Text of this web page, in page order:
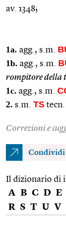
av. 1348;
1a. agg., s.m.
1b. agg., s.m.
rompitore della
1c. agg., s.m.
2. s.m. TS
Correzioni e
Condividi
Il dizionario di
A B C D E
R S T U V